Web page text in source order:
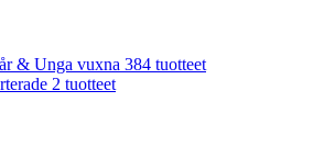
& Unga vuxna 384 tuotteet
2 tuotteet